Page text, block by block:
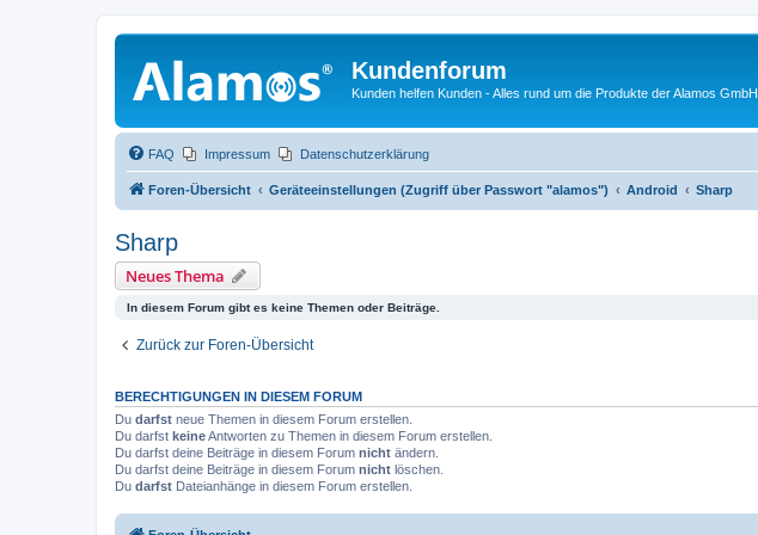
Kundenforum
Kunden helfen Kunden - Alles rund um die Produkte der Alamos GmbH
FAQ Impressum Datenschutzerklärung
Foren-Übersicht Geräteeinstellungen (Zugriff über Passwort "alamos") Android Sharp
Sharp
Neues Thema
In diesem Forum gibt es keine Themen oder Beiträge.
Zurück zur Foren-Übersicht
BERECHTIGUNGEN IN DIESEM FORUM
Du darfst neue Themen in diesem Forum erstellen.
Du darfst keineAntworten zu Themen in diesem Forum erstellen.
Du darfst deine Beiträge in diesem Forum nicht ändern.
Du darfst deine Beiträge in diesem Forum nicht löschen.
Du darfst Dateianhänge in diesem Forum erstellen.